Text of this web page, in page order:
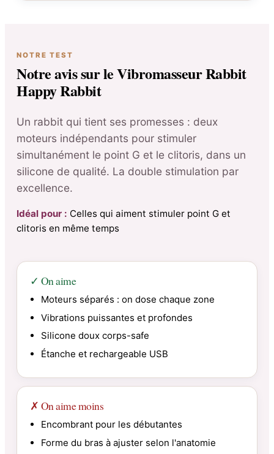
NOTRE TEST
Notre avis sur le Vibromasseur Rabbit
Happy Rabbit
Un rabbit qui tient ses promesses : deux
moteurs indépendants pour stimuler
simultanément le point G et le clitoris, dans un
silicone de qualité. La double stimulation par
excellence.
Idéal pour : Celles qui aiment stimuler point G et
clitoris en même temps
✓ On aime
Moteurs séparés : on dose chaque zone
Vibrations puissantes et profondes
Silicone doux corps-safe
Étanche et rechargeable USB
✗ On aime moins
Encombrant pour les débutantes
Forme du bras à ajuster selon l'anatomie